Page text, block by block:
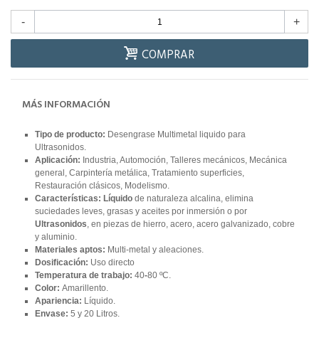
- +
COMPRAR
MÁS INFORMACIÓN
Tipo de producto: Desengrase Multimetal liquido para
Ultrasonidos.
Aplicación: Industria, Automoción, Talleres mecánicos, Mecánica
general, Carpintería metálica, Tratamiento superficies,
Restauración clásicos, Modelismo.
Características: Líquidode naturaleza alcalina, elimina
suciedades leves, grasas y aceites por inmersión o por
Ultrasonidos, en piezas de hierro, acero, acero galvanizado, cobre
y aluminio.
Materiales aptos: Multi-metal y aleaciones.
Dosificación: Uso directo
Temperatura de trabajo: 40-80 ºC.
Color: Amarillento.
Apariencia: Líquido.
Envase: 5 y 20 Litros.